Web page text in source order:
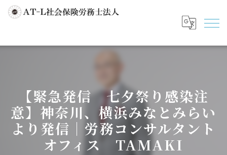
【緊急発信 七夕祭り感染注
意】神奈川、横浜みなとみらい
より発信｜労務コンサルタント
オフィス TAMAKI